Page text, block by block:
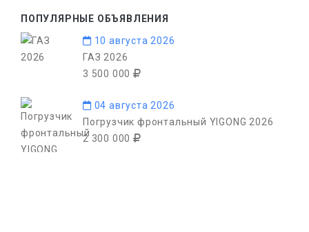
ПОПУЛЯРНЫЕ ОБЪЯВЛЕНИЯ
10 августа 2026
ГАЗ 2026
3 500 000
04 августа 2026
Погрузчик фронтальный YIGONG 2026
2 300 000